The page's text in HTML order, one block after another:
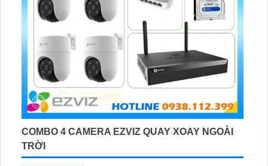
COMBO 4 CAMERA EZVIZ QUAY XOAY NGOÀI
TRỜI